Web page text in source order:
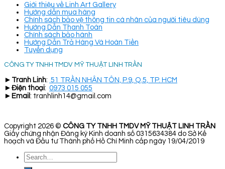
Giới thiệu về Linh Art Gallery
Hướng dẫn mua hàng
Chính sách bảo vệ thông tin cá nhân của người tiêu dùng
Hướng Dẫn Thanh Toán
Chính sách bảo hành
Hướng Dẫn Trả Hàng Và Hoàn Tiền
Tuyển dụng
CÔNG TY TNHH TMDV MỸ THUẬT LINH TRẦN
► Tranh Linh: 51 TRẦN NHÂN TÔN, P.9, Q.5, TP. HCM
► Điện thoại: 0973 015 055
► Email : tranhlinh14@gmail.com
Copyright 2026 © CÔNG TY TNHH TMDV MỸ THUẬT LINH TRẦN
Giấy chứng nhận Đăng ký Kinh doanh số 0315634384 do Sở Kế
hoạch và Đầu tư Thành phố Hồ Chí Minh cấp ngày 19/04/2019
Search
for: